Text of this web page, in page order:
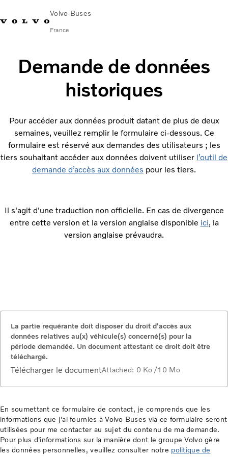
Volvo Buses
France
marché
Agréé
Services
Pourquoi choisir Volvo ?
nouvelles et histoires
contacter
Demande de données
historiques
Pour accéder aux données produit datant de plus de deux
semaines, veuillez remplir le formulaire ci-dessous. Ce
formulaire est réservé aux demandes des utilisateurs ; les
tiers souhaitant accéder aux données doivent utiliser l’outil de
demande d’accès aux données pour les tiers.
Il s'agit d'une traduction non officielle. En cas de divergence
entre cette version et la version anglaise disponible ici, la
version anglaise prévaudra.
La partie requérante doit disposer du droit d'accès aux
données relatives au(x) véhicule(s) concerné(s) pour la
période demandée. Un document attestant ce droit doit être
téléchargé.
Télécharger le documentAttached: 0 Ko /10 Mo
En soumettant ce formulaire de contact, je comprends que les
informations que j'ai fournies à Volvo Buses via ce formulaire seront
utilisées pour me contacter au sujet du contenu de ma demande.
Pour plus d'informations sur la manière dont le groupe Volvo gère
les données personnelles, veuillez consulter notre politique de